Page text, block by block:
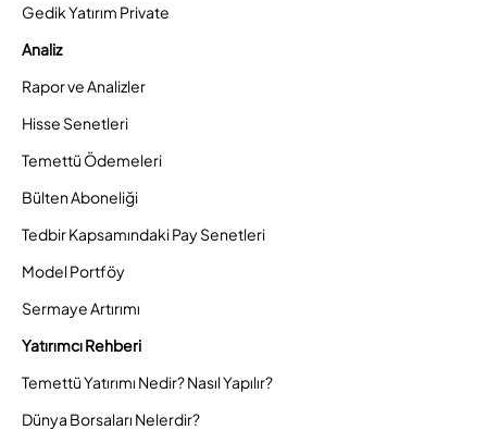
Gedik Yatırım Private
Analiz
Rapor ve Analizler
Hisse Senetleri
Temettü Ödemeleri
Bülten Aboneliği
Tedbir Kapsamındaki Pay Senetleri
Model Portföy
Sermaye Artırımı
Yatırımcı Rehberi
Temettü Yatırımı Nedir? Nasıl Yapılır?
Dünya Borsaları Nelerdir?